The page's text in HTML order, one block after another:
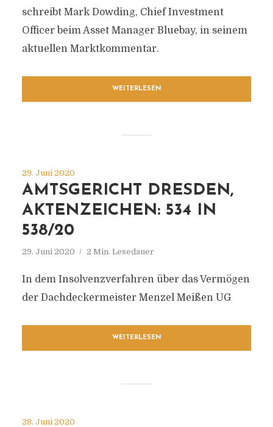
schreibt Mark Dowding, Chief Investment
Officer beim Asset Manager Bluebay, in seinem
aktuellen Marktkommentar.
WEITERLESEN
29. Juni 2020
AMTSGERICHT DRESDEN,
AKTENZEICHEN: 534 IN
538/20
29. Juni 2020 2 Min. Lesedauer
In dem Insolvenzverfahren über das Vermögen
der Dachdeckermeister Menzel Meißen UG
WEITERLESEN
28. Juni 2020